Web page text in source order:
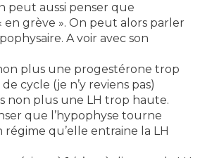
peut aussi penser que
en grève ». On peut alors parler
A voir avec son
plus une progestérone trop
cycle (je n’y reviens pas)
non plus une LH trop haute.
que l’hypophyse tourne
qu’elle entraine la LH